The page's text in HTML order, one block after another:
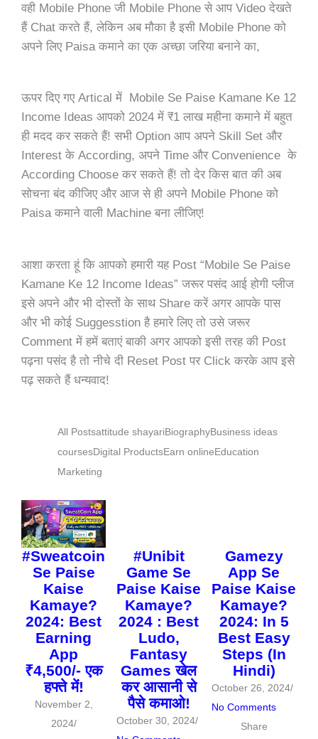
वही Mobile Phone जी Mobile Phone से आप Video देखते
हैं Chat करते हैं, लेकिन अब मौका है इसी Mobile Phone को
अपने लिए Paisa कमाने का एक अच्छा जरिया बनाने का,
ऊपर दिए गए Artical में Mobile Se Paise Kamane Ke 12
Income Ideas आपको 2024 में ₹1 लाख महीना कमाने में बहुत
ही मदद कर सकते हैं! सभी Option आप अपने Skill Set और
Interest के According, अपने Time और Convenience के
According Choose कर सकते हैं! तो देर किस बात की अब
सोचना बंद कीजिए और आज से ही अपने Mobile Phone को
Paisa कमाने वाली Machine बना लीजिए!
आशा करता हूं कि आपको हमारी यह Post “Mobile Se Paise
Kamane Ke 12 Income Ideas” जरूर पसंद आई होगी प्लीज
इसे अपने और भी दोस्तों के साथ Share करें अगर आपके पास
और भी कोई Suggesstion है हमारे लिए तो उसे जरूर
Comment में हमें बताएं बाकी अगर आपको इसी तरह की Post
पढ़ना पसंद है तो नीचे दी Reset Post पर Click करके आप इसे
पढ़ सकते हैं धन्यवाद!
All Postsattitude shayariBiographyBusiness ideas
coursesDigital ProductsEarn onlineEducation
Marketing
#Sweatcoin
Se Paise
Kaise
Kamaye?
2024: Best
Earning
App
₹4,500/- एक
हफ्ते में!
November 2,
2024/
#Unibit
Game Se
Paise Kaise
Kamaye?
2024 : Best
Ludo,
Fantasy
Games खेल
कर आसानी से
पैसे कमाओ!
October 30, 2024/
Gamezy
App Se
Paise Kaise
Kamaye?
2024: In 5
Best Easy
Steps (In
Hindi)
October 26, 2024/
No Comments
Share